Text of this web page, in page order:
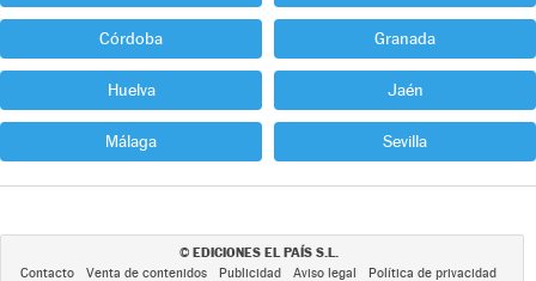
Córdoba Granada
Huelva Jaén
Málaga Sevilla
© EDICIONES EL PAÍS S.L.
Contacto Venta de contenidos Publicidad Aviso legal Política de privacidad